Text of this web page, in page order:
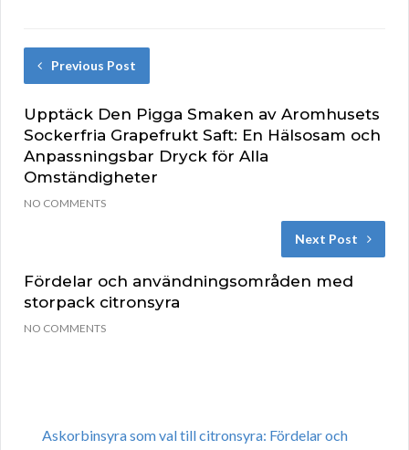
Previous Post
Upptäck Den Pigga Smaken av Aromhusets
Sockerfria Grapefrukt Saft: En Hälsosam och
Anpassningsbar Dryck för Alla
Omständigheter
NO COMMENTS
Next Post
Fördelar och användningsområden med
storpack citronsyra
NO COMMENTS
Askorbinsyra som val till citronsyra: Fördelar och